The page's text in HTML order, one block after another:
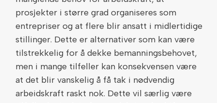
prosjekter i større grad organiseres som
entrepriser og at flere blir ansatt i midlertidige
stillinger. Dette er alternativer som kan være
tilstrekkelig for å dekke bemanningsbehovet,
men i mange tilfeller kan konsekvensen være
at det blir vanskelig å få tak i nødvendig
arbeidskraft raskt nok. Dette vil særlig være